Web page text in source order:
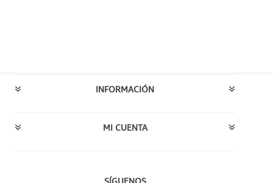
INFORMACIÓN
MI CUENTA